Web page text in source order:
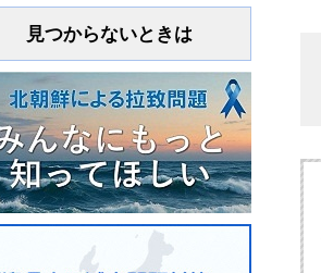
見つからないときは